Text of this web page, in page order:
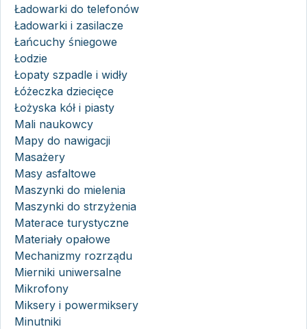
Ładowarki do telefonów
Ładowarki i zasilacze
Łańcuchy śniegowe
Łodzie
Łopaty szpadle i widły
Łóżeczka dziecięce
Łożyska kół i piasty
Mali naukowcy
Mapy do nawigacji
Masażery
Masy asfaltowe
Maszynki do mielenia
Maszynki do strzyżenia
Materace turystyczne
Materiały opałowe
Mechanizmy rozrządu
Mierniki uniwersalne
Mikrofony
Miksery i powermiksery
Minutniki